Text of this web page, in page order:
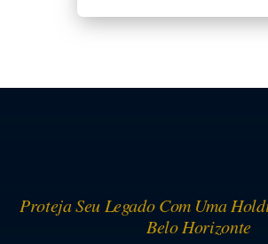
Proteja Seu Legado Com Uma
Belo Horizonte